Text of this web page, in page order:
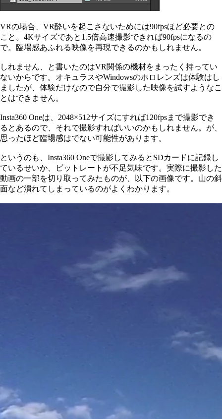
VRの場合、VR酔いを起こさないためには90fpsほど必要との
こと。4Kサイズであと1.5倍高速撮影できれば90fpsになるの
で。臨場感あふれる映像を再現できるのかもしれません。
しれません、と書いたのはVR関係の機材をまったく持ってい
ないからです。オキュラスやWindowsのホロレンズは体験はし
ましたが、体験だけなので自分で撮影した映像を試すようなこ
とはできません。
Insta360 Oneは、2048×512サイズにすれば120fpsまで撮影でき
るとあるので、それで撮影すればいいのかもしれません。が、
思ったほど臨場感はでない可能性があります。
というのも、Insta360 Oneで撮影してみるとSDカードに記録し
ているせいか、ビットレートが不足気味です。実際に撮影した
動画の一部を切り取ってみたものが、以下の画像です。山の斜
面など潰れてしまっているのがよくわかります。